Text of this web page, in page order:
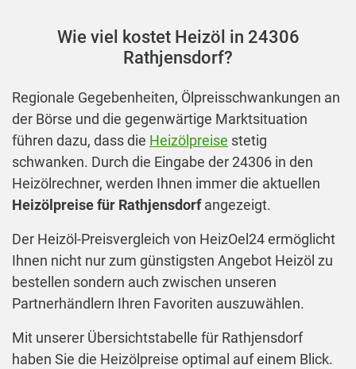
Wie viel kostet Heizöl in 24306
Rathjensdorf?
Regionale Gegebenheiten, Ölpreisschwankungen an
der Börse und die gegenwärtige Marktsituation
führen dazu, dass die Heizölpreise stetig
schwanken. Durch die Eingabe der 24306 in den
Heizölrechner, werden Ihnen immer die aktuellen
Heizölpreise für Rathjensdorfangezeigt.
Der Heizöl-Preisvergleich von HeizOel24 ermöglicht
Ihnen nicht nur zum günstigsten Angebot Heizöl zu
bestellen sondern auch zwischen unseren
Partnerhändlern Ihren Favoriten auszuwählen.
Mit unserer Übersichtstabelle für Rathjensdorf
haben Sie die Heizölpreise optimal auf einem Blick.